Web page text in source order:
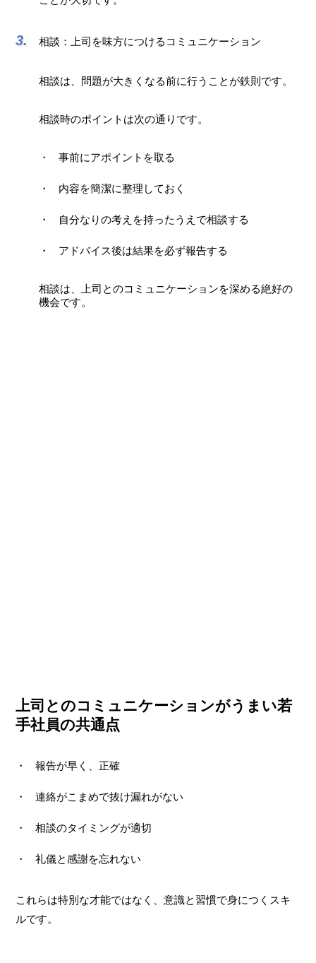
相談：上司を味方につけるコミュニケーション
相談は、問題が大きくなる前に行うことが鉄則です。
相談時のポイントは次の通りです。
事前にアポイントを取る
内容を簡潔に整理しておく
自分なりの考えを持ったうえで相談する
アドバイス後は結果を必ず報告する
相談は、上司とのコミュニケーションを深める絶好の
機会です。
上司とのコミュニケーションがうまい若
手社員の共通点
報告が早く、正確
連絡がこまめで抜け漏れがない
相談のタイミングが適切
礼儀と感謝を忘れない
これらは特別な才能ではなく、意識と習慣で身につくスキ
ルです。